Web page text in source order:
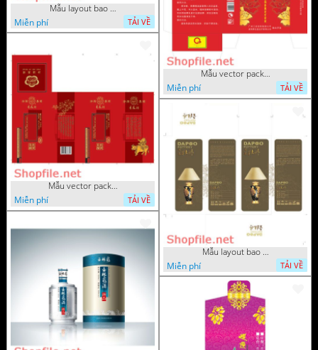
Mẫu layout bao bì bé trai và bé gái vui chơi
Miễn phí
TẢI VỀ
Mẫu vector package đẹp
Miễn phí
TẢI VỀ
Mẫu vector package đẹp
Miễn phí
TẢI VỀ
Mẫu layout bao bì hộp đèn
Miễn phí
TẢI VỀ